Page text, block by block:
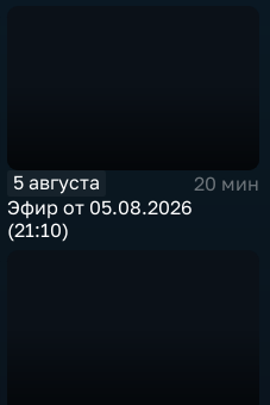
5 августа
20 мин
Эфир от 05.08.2026
(21:10)